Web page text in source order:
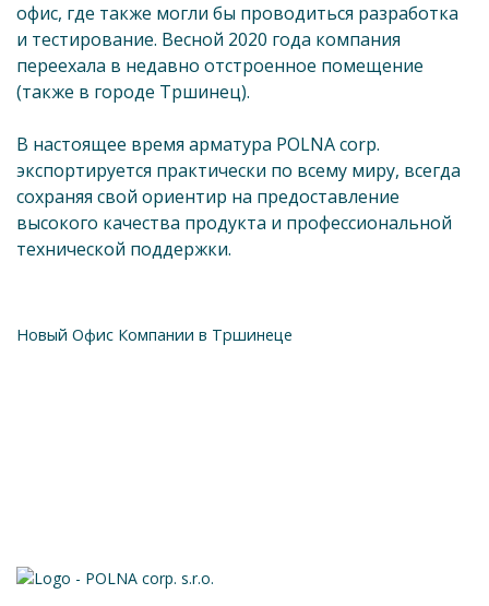
офис, где также могли бы проводиться разработка
и тестирование. Весной 2020 года компания
переехала в недавно отстроенное помещение
(также в городе Тршинец).
В настоящее время арматура POLNA corp.
экспортируется практически по всему миру, всегда
сохраняя свой ориентир на предоставление
высокого качества продукта и профессиональной
технической поддержки.
Новый Офис Компании в Тршинеце